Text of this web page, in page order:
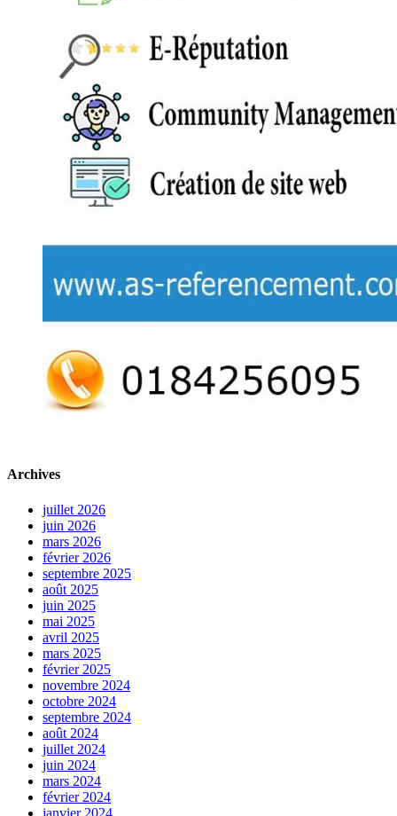
Archives
juillet 2026
juin 2026
mars 2026
février 2026
septembre 2025
août 2025
juin 2025
mai 2025
avril 2025
mars 2025
février 2025
novembre 2024
octobre 2024
septembre 2024
août 2024
juillet 2024
juin 2024
mars 2024
février 2024
janvier 2024